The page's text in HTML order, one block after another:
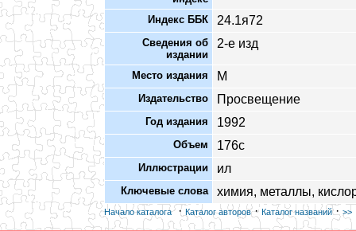
Индекс ББК 24.1я72
Сведения об
издании
2-е изд
Место издания М
Издательство Просвещение
Год издания 1992
Объем 176с
Иллюстрации ил
Ключевые слова химия, металлы,
Начало каталога· Каталог авторов·Каталог названий· >>